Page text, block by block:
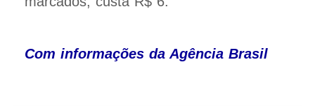
Com informações da Agência Brasil